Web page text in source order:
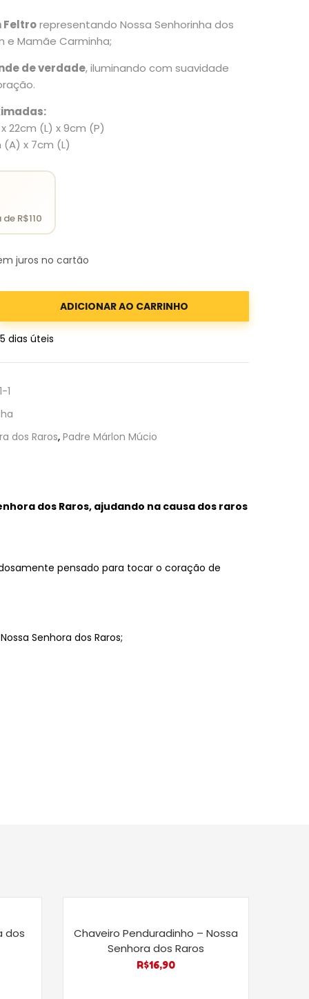
Feltrorepresentando Nossa Senhorinha dos
e Mamãe Carminha;
de verdade, iluminando com suavidade
22cm (L) x 9cm (P)
(A) x 7cm (L)
juros no cartão
ADICIONAR AO CARRINHO
dias úteis
1
dos Raros, Padre Márlon Múcio
dos Raros, ajudando na causa dos raros
pensado para tocar o coração de
Senhora dos Raros;
dos
Chaveiro Penduradinho – Nossa
Senhora dos Raros
R$16,90